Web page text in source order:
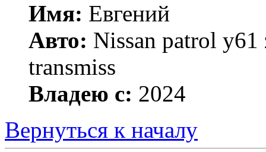
Имя: Евгений
Авто: Nissan patrol
transmiss
Владею с: 2024
Вернуться к началу